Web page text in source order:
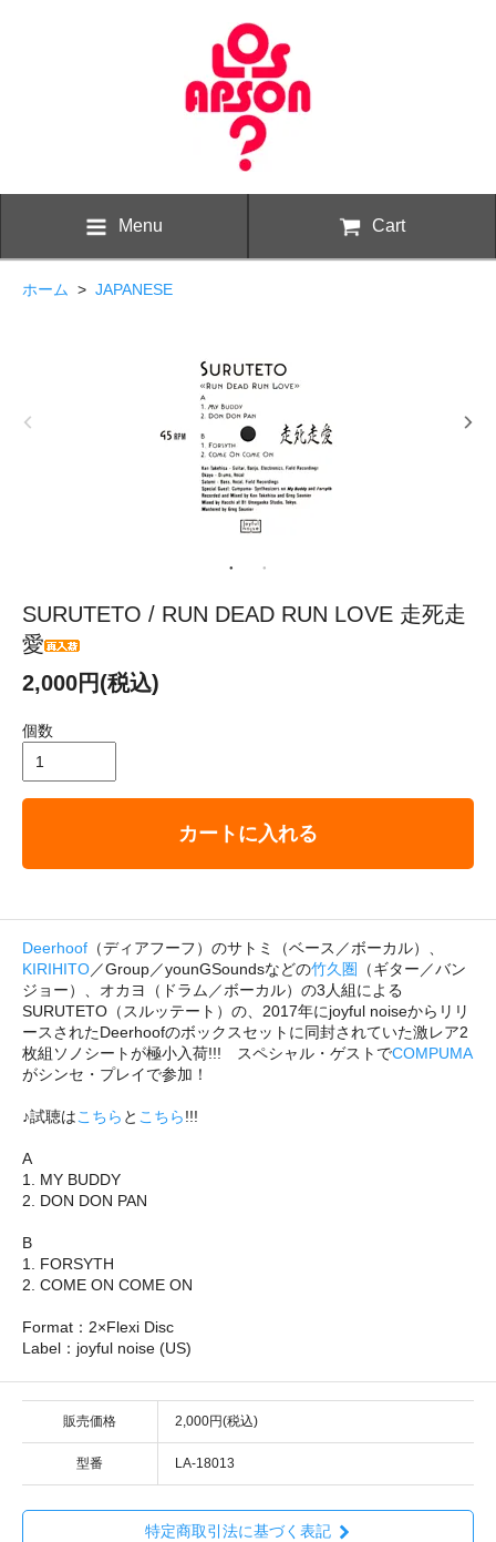
Menu Cart
ホーム > JAPANESE
SURUTETO / RUN DEAD RUN LOVE 走死走
愛
2,000円(税込)
個数
カートに入れる
Deerhoof （ディアフーフ）のサトミ（ベース／ボーカル）、
KIRIHITO／Group／younGSoundsなどの竹久圏
（ギター／バン
ジョー）、オカヨ（ドラム／ボーカル）の3人組による
SURUTETO（スルッテート）の、2017年にjoyful noiseからリリ
ースされたDeerhoofのボックスセットに同封されていた激レア2
枚組ソノシートが極小入荷!!! スペシャル・ゲストでCOMPUMA
がシンセ・プレイで参加！
♪試聴はこちら と こちら!!!
A
1. MY BUDDY
2. DON DON PAN
B
1. FORSYTH
2. COME ON COME ON
Format：2×Flexi Disc
Label：joyful noise (US)
販売価格 2,000円(税込)
型番 LA-18013
特定商取引法に基づく表記